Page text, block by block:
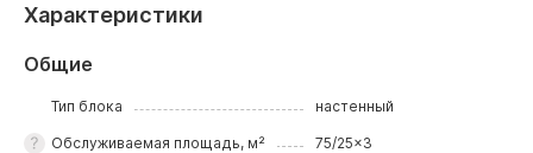
Характеристики
Общие
Тип блока настенный
Обслуживаемая площадь, м² 75/25x3